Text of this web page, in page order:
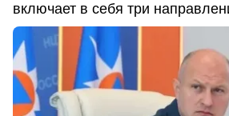
включает в себя три